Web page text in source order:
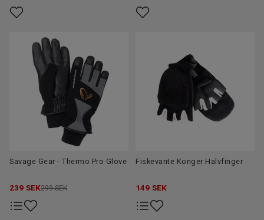
Savage Gear - Thermo Pro Glove
239 SEK299 SEK
Fiskevante Konger Halvfinger
149 SEK